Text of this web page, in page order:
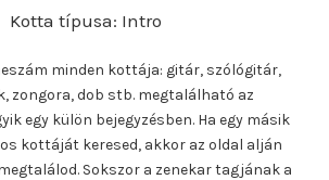
Kotta típusa: Intro
minden kottája: gitár, szólógitár,
zongora, dob stb. megtalálható az
egy külön bejegyzésben. Ha egy másik
kottáját keresed, akkor az oldal alján
Sokszor a zenekar tagjának a